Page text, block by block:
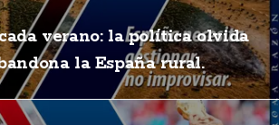
verano: la política olvida
la España rural.